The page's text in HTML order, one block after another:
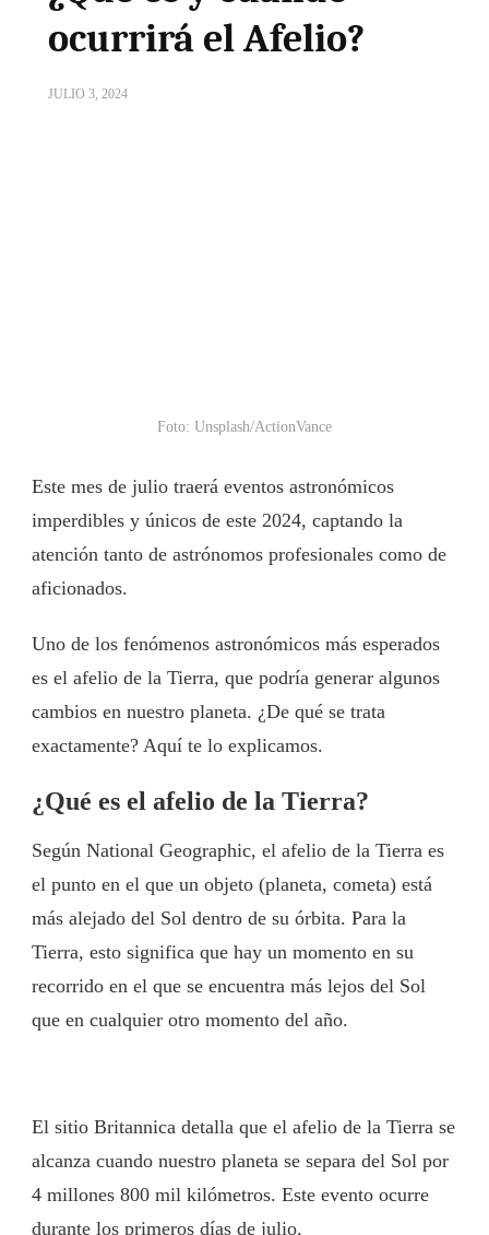
ocurrirá el Afelio?
JULIO 3, 2024
Foto: Unsplash/ActionVance
Este mes de julio traerá eventos astronómicos
imperdibles y únicos de este 2024, captando la
atención tanto de astrónomos profesionales como de
aficionados.
Uno de los fenómenos astronómicos más esperados
es el afelio de la Tierra, que podría generar algunos
cambios en nuestro planeta. ¿De qué se trata
exactamente? Aquí te lo explicamos.
¿Qué es el afelio de la Tierra?
Según National Geographic, el afelio de la Tierra es
el punto en el que un objeto (planeta, cometa) está
más alejado del Sol dentro de su órbita. Para la
Tierra, esto significa que hay un momento en su
recorrido en el que se encuentra más lejos del Sol
que en cualquier otro momento del año.
El sitio Britannica detalla que el afelio de la Tierra se
alcanza cuando nuestro planeta se separa del Sol por
4 millones 800 mil kilómetros. Este evento ocurre
durante los primeros días de julio.